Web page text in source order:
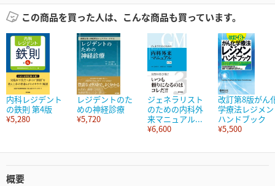
この商品を買った人は、こんな商品も買っています。
内科レジデント
の鉄則 第4版
¥5,280
レジデントのた
めの神経診療
¥5,720
ジェネラリスト
のための内科外
来マニュアル...
¥6,600
改訂第8版がん
学療法レジメン
ハンドブック
¥5,500
概要